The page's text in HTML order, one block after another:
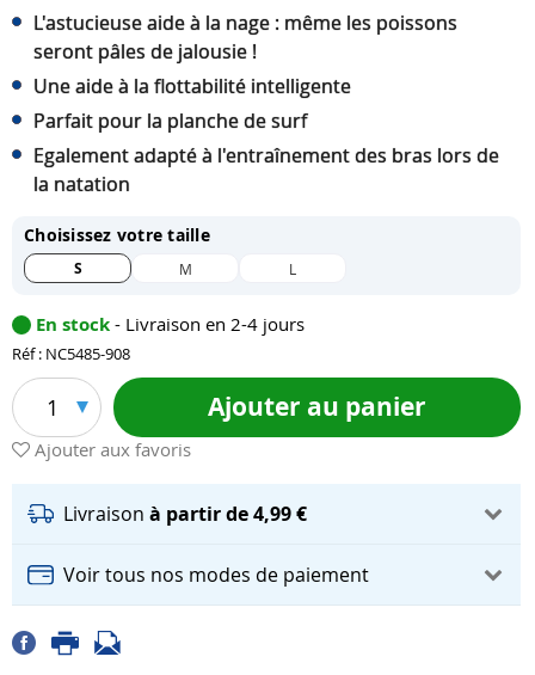
L'astucieuse aide à la nage : même les poissons
seront pâles de jalousie !
Une aide à la flottabilité intelligente
Parfait pour la planche de surf
Egalement adapté à l'entraînement des bras lors de
la natation
Choisissez votre taille
S M L
En stock - Livraison en 2-4 jours
Réf : NC5485-908
1 Ajouter au panier
Ajouter aux favoris
Livraison à partir de 4,99 €
Voir tous nos modes de paiement